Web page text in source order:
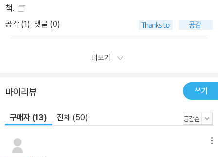
책.
공감 (1) 댓글 (0)
더보기
마이리뷰 쓰기
구매자 (13) 전체 (50)